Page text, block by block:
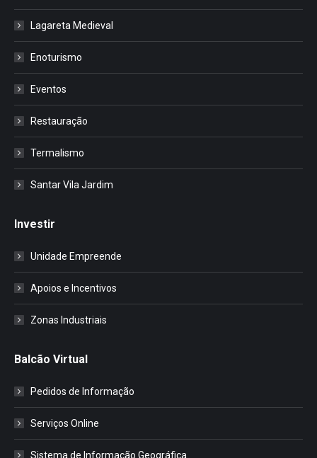
Lagareta Medieval
Enoturismo
Eventos
Restauração
Termalismo
Santar Vila Jardim
Investir
Unidade Empreende
Apoios e Incentivos
Zonas Industriais
Balcão Virtual
Pedidos de Informação
Serviços Online
Sistema de Informação Geográfica